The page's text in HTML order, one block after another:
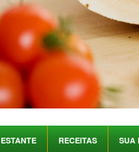
ESTANTE RECEITAS SUA